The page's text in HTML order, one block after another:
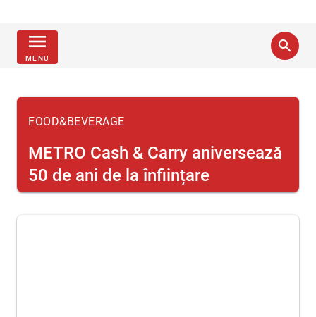
menu
MENU
search
FOOD&BEVERAGE
METRO Cash & Carry aniversează
50 de ani de la înființare